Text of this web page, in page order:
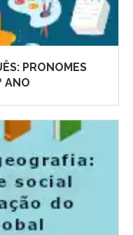
PRONOMES
ANO